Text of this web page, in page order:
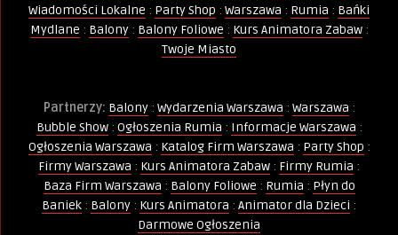
Wiadomości Lokalne : Party Shop : Warszawa : Rumia : Bańki
Mydlane : Balony: Balony Foliowe : Kurs Animatora Zabaw:
Twoje Miasto
Partnerzy: Balony: Wydarzenia Warszawa : Warszawa :
Bubble Show: Ogłoszenia Rumia : Informacje Warszawa :
Ogłoszenia Warszawa : Katalog Firm Warszawa : Party Shop :
Firmy Warszawa : Kurs Animatora Zabaw : Firmy Rumia :
Baza Firm Warszawa : Balony Foliowe : Rumia : Płyn do
Baniek : Balony : Kurs Animatora : Animator dla Dzieci :
Darmowe Ogłoszenia